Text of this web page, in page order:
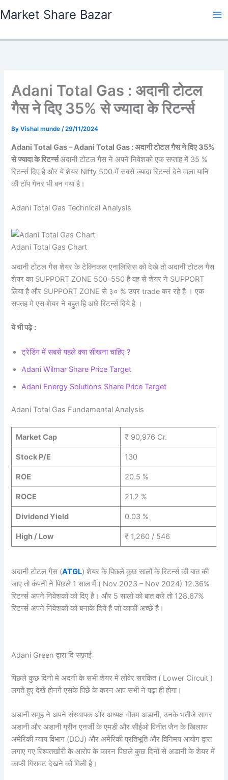
to
Market Share Bazar
Adani Total Gas : अदानी टोटल
गैस ने दिए 35% से ज्यादा के रिटर्न्स
ByVishal munde/29/11/2024
Adani Total Gas – Adani Total Gas : अदानी टोटल गैस ने दिए 35%
से ज्यादा के रिटर्न्सअदानी टोटल गैस ने अपने निवेशको एक सप्ताह में 35 %
रिटर्न्स दिए है और ये शेयर Nifty 500 में सबसे ज्यादा रिटर्न्स देने वाला यानि
की टॉप गेनर भी बन गया है।
Adani Total Gas Technical Analysis
Adani Total Gas Chart
अदानी टोटल गैस शेयर के टेक्निकल एनालिसिस को देखे तो अदानी टोटल गैस
शेयर का SUPPORT ZONE 500-550 है वह से शेयर ने SUPPORT
लिया है और SUPPORT ZONE से ३० % उपर trade कर रहे है । एक
सपतह मे एस शेयर ने बहुत हि अछे रिटर्न्स दिये है ।
ये भी पढ़े :
ट्रेडिंग में सबसे पहले क्या सीखना चाहिए ?
Adani Wilmar Share Price Target
Adani Energy Solutions Share Price Target
Adani Total Gas Fundamental Analysis
Market Cap ₹ 90,976 Cr.
Stock P/E 130
ROE 20.5 %
ROCE 21.2 %
Dividend Yield 0.03 %
High / Low ₹ 1,260 / 546
अदानी टोटल गैस (ATGL) शेयर के पिछले कुछ सालों के रिटर्न्स की बात की
जाए तो कंपनी ने पिछले 1 साल में ( Nov 2023 – Nov 2024) 12.36%
रिटर्न्स अपने निवेशको को दिए है। और 5 सालो को बात करे तो 128.67%
रिटर्न्स अपने निवेशकों को बनाके दिये है जो काफी अच्छे है।
Adani Green द्वारा दि सफ़ाई
पिछले कुछ दिनो मे अदनी के सभी शेयर मे लोवेर सरकित ( Lower Circuit )
लगते हुए देखे होनगे एसके पिछे के करन आप सभी ने पढ़ा ही होगा।
अडानी समूह ने अपने संस्थापक और अध्यक्ष गौतम अडानी, उनके भतीजे सागर
अडानी और अडानी ग्रीन एनर्जी के एमडी और सीईओ विनीत जैन के खिलाफ
अमेरिकी न्याय विभाग (DOJ) और अमेरिकी प्रतिभूति और विनिमय आयोग द्वारा
लगाए गए रिश्वतखोरी के आरोप के कारन पिछले कुछ दिनों से अडानी के शेयर में
काफी गिरावट देखने को मिली है।